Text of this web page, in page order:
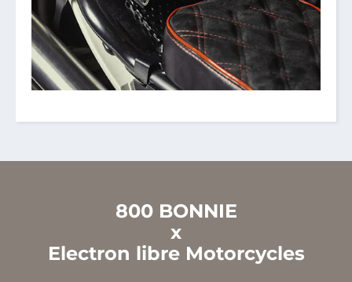
800 BONNIE
x
Electron libre Motorcycles